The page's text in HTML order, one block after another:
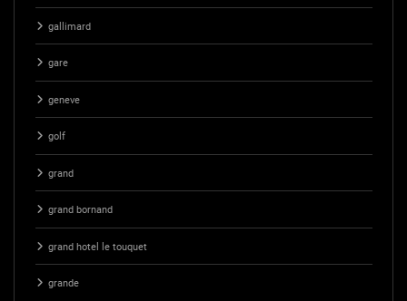
gallimard
gare
geneve
golf
grand
grand bornand
grand hotel le touquet
grande